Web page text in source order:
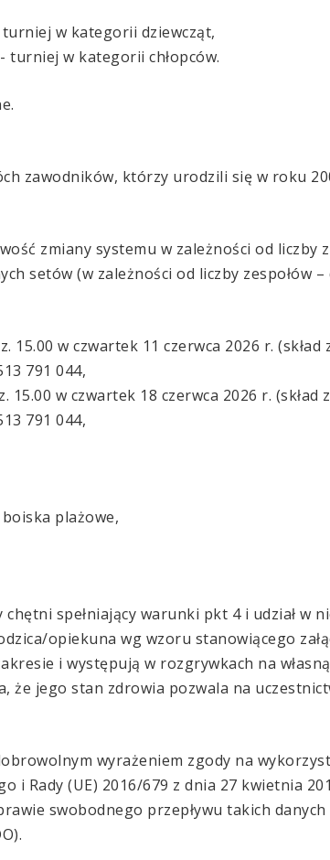
turniej w kategorii dziewcząt,
turniej w kategorii chłopców.
zawodników, którzy urodzili się w roku
zmiany systemu w zależności od liczby
setów (w zależności od liczby zespołów
w czwartek 11 czerwca 2026 r.
791 044,
w czwartek 18 czerwca 2026 r.
791 044,
plażowe,
spełniający warunki pkt 4 i udział w
opiekuna wg wzoru stanowiącego
i występują w rozgrywkach na
że jego stan zdrowia pozwala na
wyrażeniem zgody na
i Rady (UE) 2016/679 z dnia 27 kwietnia
swobodnego przepływu takich